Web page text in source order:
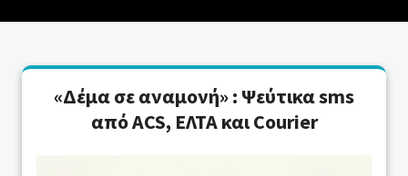
«Δέμα σε αναμονή» : Ψεύτικα sms
από ACS, ΕΛΤΑ και Courier